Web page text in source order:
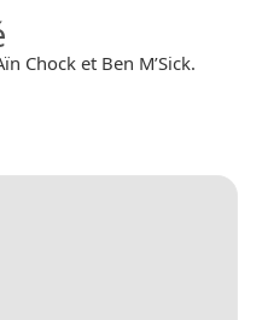
Chock et Ben M’Sick.